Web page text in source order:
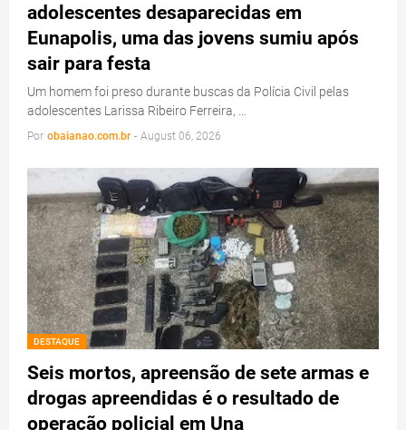
adolescentes desaparecidas em
Eunapolis, uma das jovens sumiu após
sair para festa
Um homem foi preso durante buscas da Polícia Civil pelas
adolescentes Larissa Ribeiro Ferreira, …
Por obaianao.com.br - August 06, 2026
DESTAQUE
Seis mortos, apreensão de sete armas e
drogas apreendidas é o resultado de
operação policial em Una